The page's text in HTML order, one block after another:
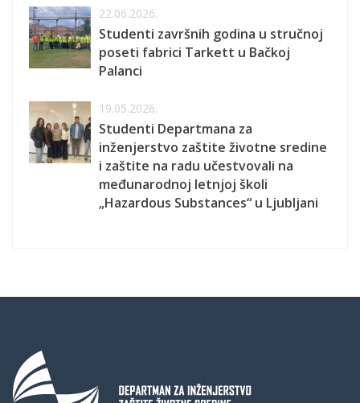
22.06.2026.
Studenti završnih godina u stručnoj
poseti fabrici Tarkett u Bačkoj
Palanci
19.05.2026.
Studenti Departmana za
inženjerstvo zaštite životne sredine
i zaštite na radu učestvovali na
međunarodnoj letnjoj školi
„Hazardous Substances“ u Ljubljani